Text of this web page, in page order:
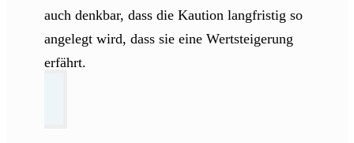
auch denkbar, dass die Kaution langfristig so
angelegt wird, dass sie eine Wertsteigerung
erfährt.